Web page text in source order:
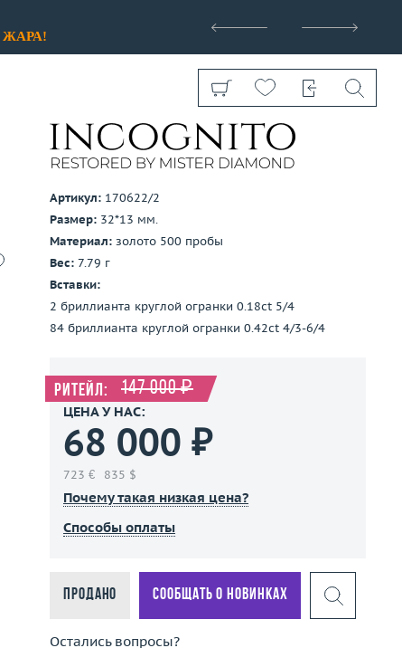
ЖАРА!
Показать все
Артикул: 170622/2
Размер: 32*13 мм.
Материал: золото 500 пробы
Вес: 7.79 г
Вставки:
2 бриллианта круглой огранки 0.18ct 5/4
84 бриллианта круглой огранки 0.42ct 4/3-6/4
Ритейл: 147 000 ₽
ЦЕНА У НАС:
68 000 ₽
723 € 835 $
Почему такая низкая цена?
Способы оплаты
Продано Сообщать о новинках
Остались вопросы?